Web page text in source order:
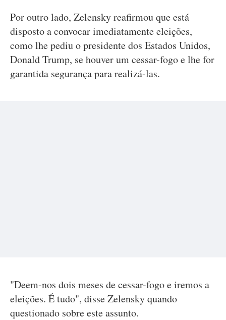
Por outro lado, Zelensky reafirmou que está
disposto a convocar imediatamente eleições,
como lhe pediu o presidente dos Estados Unidos,
Donald Trump, se houver um cessar-fogo e lhe for
garantida segurança para realizá-las.
"Deem-nos dois meses de cessar-fogo e iremos a
eleições. É tudo", disse Zelensky quando
questionado sobre este assunto.